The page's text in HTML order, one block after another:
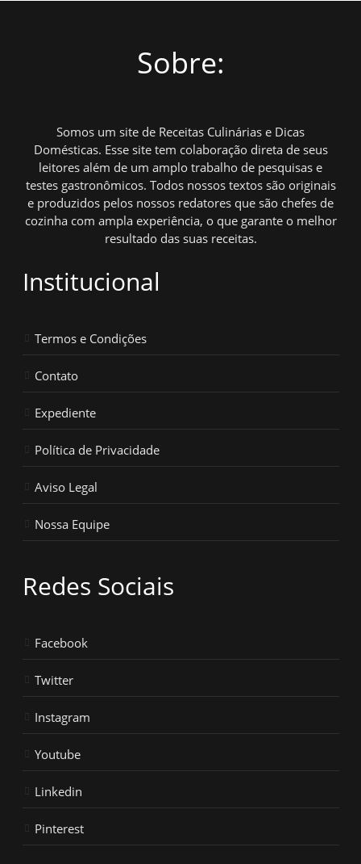
Sobre:
Somos um site de Receitas Culinárias e Dicas
Domésticas. Esse site tem colaboração direta de seus
leitores além de um amplo trabalho de pesquisas e
testes gastronômicos. Todos nossos textos são originais
e produzidos pelos nossos redatores que são chefes de
cozinha com ampla experiência, o que garante o melhor
resultado das suas receitas.
Institucional
Termos e Condições
Contato
Expediente
Política de Privacidade
Aviso Legal
Nossa Equipe
Redes Sociais
Facebook
Twitter
Instagram
Youtube
Linkedin
Pinterest